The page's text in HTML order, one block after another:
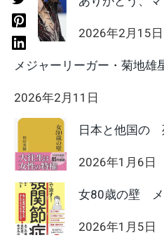
2026年2月15日
メジャーリーガー・菊地雄
2026年2月11日
日本と他国の
2026年1月6日
女80歳の壁 メ
2026年1月5日